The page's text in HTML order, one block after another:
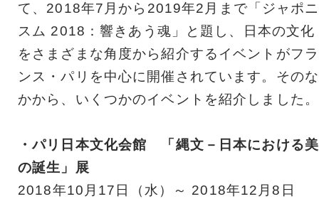
て、2018年7月から2019年2月まで「ジャポニ
スム 2018：響きあう魂」と題し、日本の文化
をさまざまな角度から紹介するイベントがフラ
ンス・パリを中心に開催されています。そのな
かから、いくつかのイベントを紹介しました。
・パリ日本文化会館 「縄文－日本における美
の誕生」展
2018年10月17日（水）～ 2018年12月8日